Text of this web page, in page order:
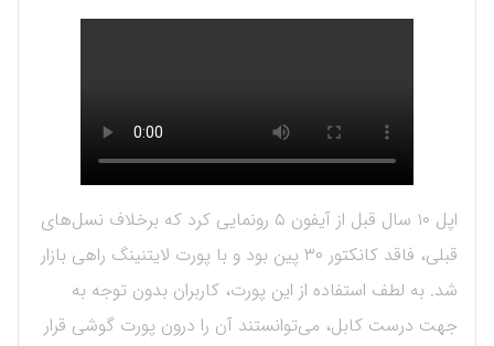
اپل ۱۰ سال قبل از آیفون ۵ رونمایی کرد که برخلاف نسل‌های
قبلی، فاقد کانکتور ۳۰ پین بود و با پورت لایتنینگ راهی بازار
شد. به لطف استفاده از این پورت، کاربران بدون توجه به
جهت درست کابل، می‌توانستند آن را درون پورت گوشی قرار